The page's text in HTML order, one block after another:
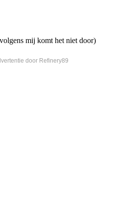
mij komt het niet door)
door Refinery89